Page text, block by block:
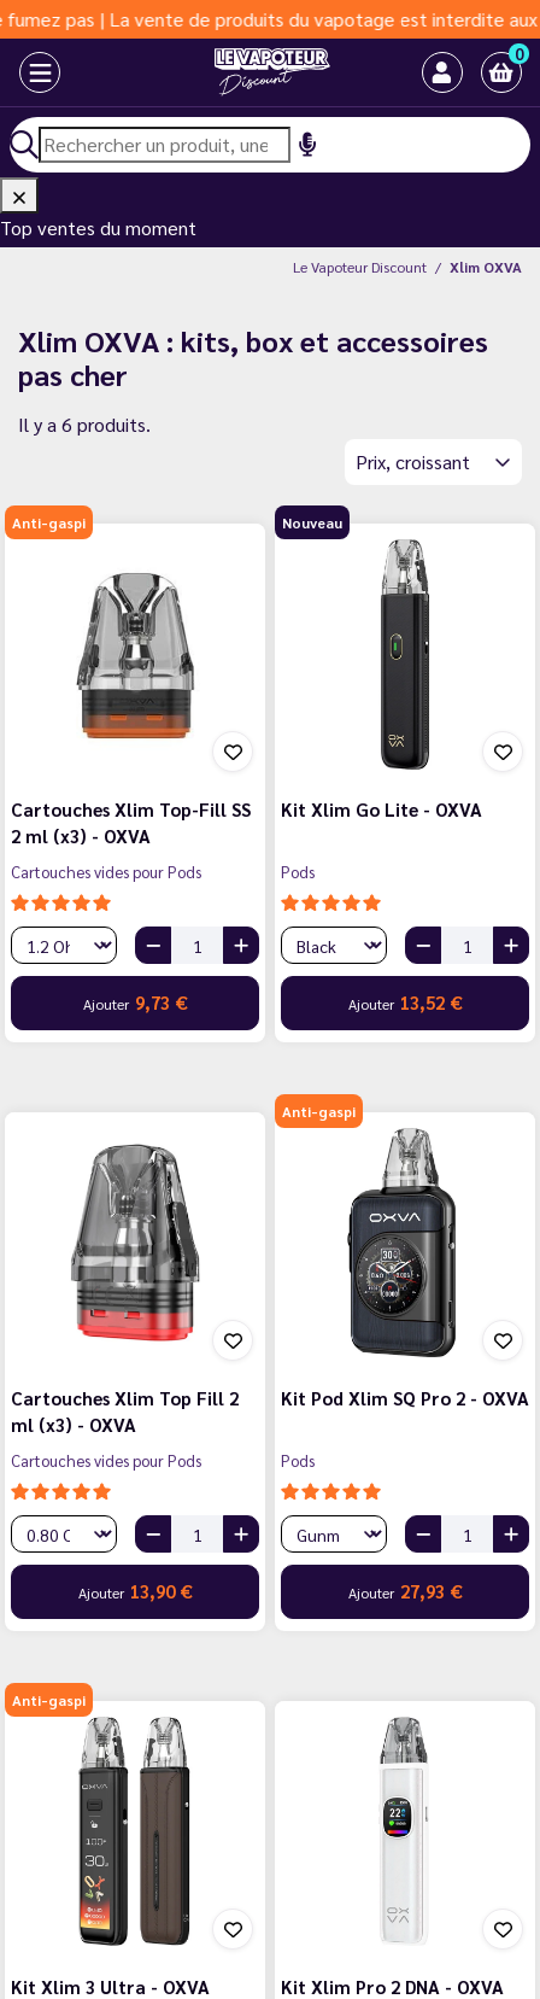
| La vente de produits du vapotage est interdite aux moins
0
Top ventes du moment
Le Vapoteur Discount Xlim OXVA
Xlim OXVA : kits, box et accessoires
pas cher
Il y a 6 produits.
Prix, croissant
Anti-gaspi
Cartouches Xlim Top-Fill SS
2 ml (x3) - OXVA
Cartouches vides pour Pods
Ajouter 9,73 €
Nouveau
Kit Xlim Go Lite - OXVA
Pods
Ajouter 13,52 €
Cartouches Xlim Top Fill 2
ml (x3) - OXVA
Cartouches vides pour Pods
Ajouter 13,90 €
Anti-gaspi
Kit Pod Xlim SQ Pro 2 - OXVA
Pods
Ajouter 27,93 €
Anti-gaspi
Kit Xlim 3 Ultra - OXVA Kit Xlim Pro 2 DNA - OXVA